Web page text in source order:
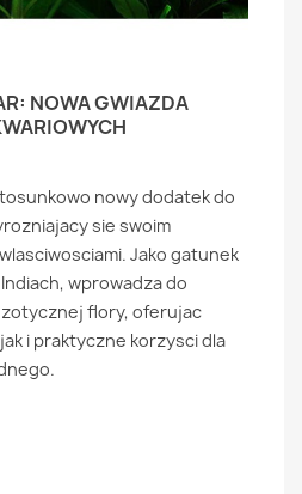
NOWA GWIAZDA
nowy dodatek do
sie swoim
Jako gatunek
wprowadza do
flory, oferujac
i praktyczne korzysci dla